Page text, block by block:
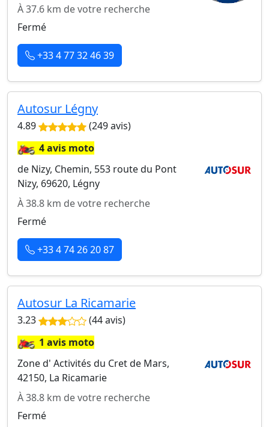
À 37.6 km de votre recherche
Fermé
+33 4 77 32 46 39
Autosur Légny
4.89 (249 avis)
🏍️4 avis moto
de Nizy, Chemin, 553 route du Pont
Nizy, 69620, Légny
À 38.8 km de votre recherche
Fermé
+33 4 74 26 20 87
Autosur La Ricamarie
3.23 (44 avis)
🏍️1 avis moto
Zone d' Activités du Cret de Mars,
42150, La Ricamarie
À 38.8 km de votre recherche
Fermé